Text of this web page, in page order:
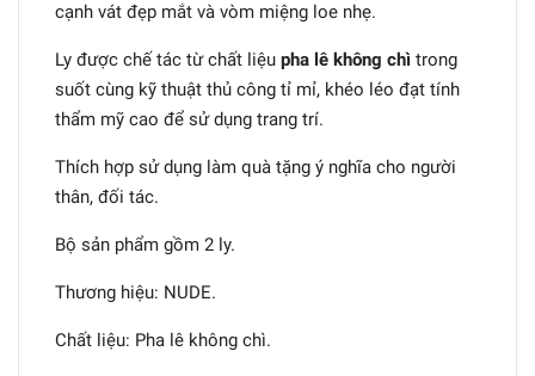
cạnh vát đẹp mắt và vòm miệng loe nhẹ.
Ly được chế tác từ chất liệu pha lê không chì trong
suốt cùng kỹ thuật thủ công tỉ mỉ, khéo léo đạt tính
thẩm mỹ cao để sử dụng trang trí.
Thích hợp sử dụng làm quà tặng ý nghĩa cho người
thân, đối tác.
Bộ sản phẩm gồm 2 ly.
Thương hiệu: NUDE.
Chất liệu: Pha lê không chì.